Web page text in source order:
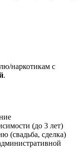
наркотикам с
.
(до 3 лет)
(свадьба, сделка)